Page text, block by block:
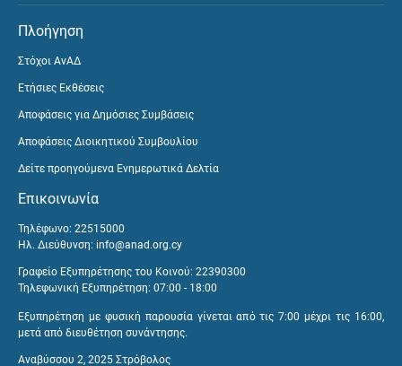
Πλοήγηση
Στόχοι ΑνΑΔ
Ετήσιες Εκθέσεις
Αποφάσεις για Δημόσιες Συμβάσεις
Αποφάσεις Διοικητικού Συμβουλίου
Δείτε προηγούμενα Ενημερωτικά Δελτία
Επικοινωνία
Τηλέφωνο: 22515000
Ηλ. Διεύθυνση: info@anad.org.cy
Γραφείο Εξυπηρέτησης του Κοινού: 22390300
Τηλεφωνική Εξυπηρέτηση: 07:00 - 18:00
Εξυπηρέτηση με φυσική παρουσία γίνεται από τις 7:00 μέχρι τις 16:00,
μετά από διευθέτηση συνάντησης.
Αναβύσσου 2, 2025 Στρόβολος